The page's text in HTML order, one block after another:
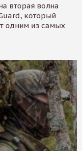
вторая волна
который
одним из самых